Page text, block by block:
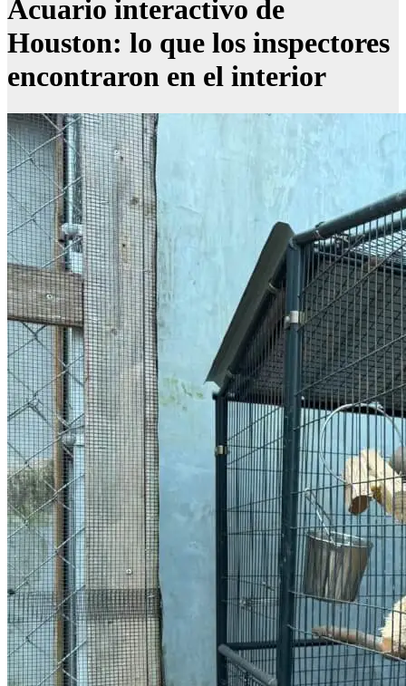
Acuario interactivo de
Houston: lo que los inspectores
encontraron en el interior